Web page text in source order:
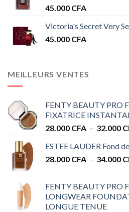
45.000 CFA
Victoria's Secret Very
45.000 CFA
MEILLEURS VENTES
FENTY BEAUTY PRO
FIXATRICE
28.000 CFA – 32.000
ESTEE LAUDER Fond
28.000 CFA – 34.000
FENTY BEAUTY PRO
LONGWEAR
LONGUE TENUE